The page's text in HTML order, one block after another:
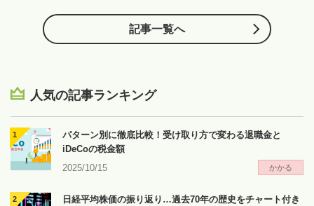
記事一覧へ
人気の記事ランキング
パターン別に徹底比較！受け取り方で変わる退職金と
iDeCoの税金額
2025/10/15
かかる
日経平均株価の振り返り…過去70年の歴史をチャート付き